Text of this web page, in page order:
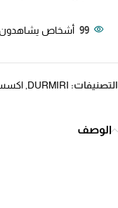
99 أشخاص يشاهدون
التصنيفات: DURMIRI
الوصف